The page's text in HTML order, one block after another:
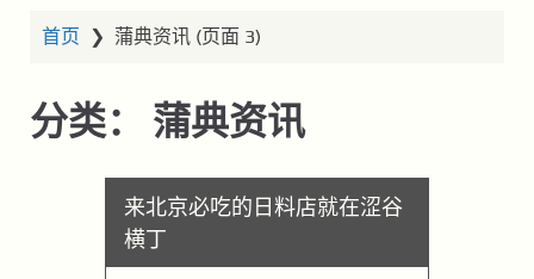
首页 ❯ 蒲典资讯 (页面 3)
分类： 蒲典资讯
来北京必吃的日料店就在涩谷
横丁